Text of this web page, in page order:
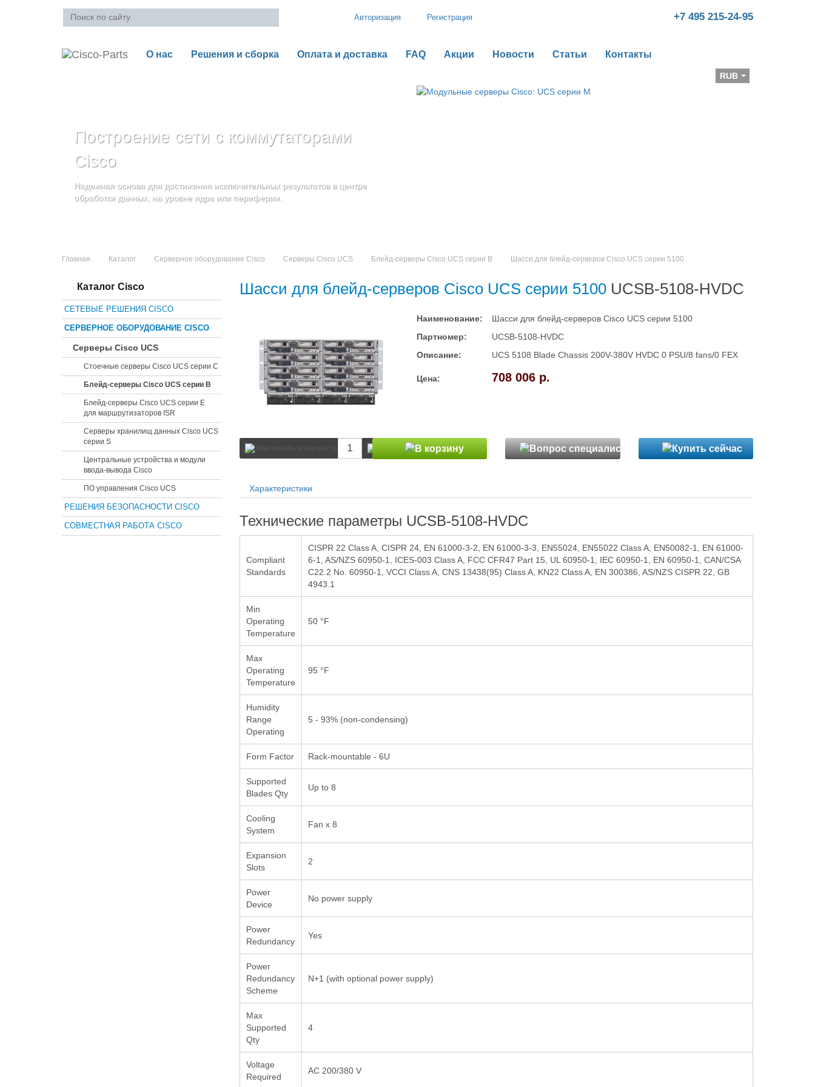
Авторизация Регистрация +7 495 215-24-95
О нас Решения и сборка Оплата и доставка FAQ Акции Новости Статьи Контакты
RUB
Построение сети с коммутаторами
Cisco
Надежная основа для достижения исключительных результатов в центре
обработки данных, на уровне ядра или периферии.
Стоечные серверы Cisco UCS серии C
и повышение адаптивности Вашего бизнеса
Блейд-серверы: UCS серии B
и дополнительные компоненты
Увеличьте производительность сервера с помощью гибкой,
масштабируемой архитектуры
Главная Каталог Серверное оборудование Cisco Серверы Cisco UCS Блейд-серверы Cisco UCS серии B Шасси для блейд-серверов Cisco UCS серии 5100
Каталог Cisco
СЕТЕВЫЕ РЕШЕНИЯ CISCO
СЕРВЕРНОЕ ОБОРУДОВАНИЕ CISCO
Серверы Cisco UCS
Стоечные серверы Cisco UCS серии C
Блейд-серверы Cisco UCS серии B
Блейд-серверы Cisco UCS серии E
для маршрутизаторов ISR
Серверы хранилищ данных Cisco UCS
серии S
Центральные устройства и модули
ввода-вывода Cisco
ПО управления Cisco UCS
РЕШЕНИЯ БЕЗОПАСНОСТИ CISCO
СОВМЕСТНАЯ РАБОТА CISCO
Шасси для блейд-серверов Cisco UCS серии 5100 UCSB-5108-HVDC
Наименование:
Шасси для блейд-серверов Cisco UCS серии 5100
Партномер:
UCSB-5108-HVDC
Описание:
UCS 5108 Blade Chassis 200V-380V HVDC 0 PSU/8 fans/0 FEX
Цена: 708 006 р.
Характеристики
Технические параметры UCSB-5108-HVDC
Compliant
Standards
CISPR 22 Class A, CISPR 24, EN 61000-3-2, EN 61000-3-3, EN55024, EN55022 Class A, EN50082-1, EN 61000-
6-1, AS/NZS 60950-1, ICES-003 Class A, FCC CFR47 Part 15, UL 60950-1, IEC 60950-1, EN 60950-1, CAN/CSA
C22.2 No. 60950-1, VCCI Class A, CNS 13438(95) Class A, KN22 Class A, EN 300386, AS/NZS CISPR 22, GB
4943.1
Min
Operating
Temperature
50 °F
Max
Operating
Temperature
95 °F
Humidity
Range
Operating
5 - 93% (non-condensing)
Form Factor Rack-mountable - 6U
Supported
Blades Qty
Up to 8
Cooling
System
Fan x 8
Expansion
Slots
2
Power
Device
No power supply
Power
Redundancy
Yes
Power
Redundancy
Scheme
N+1 (with optional power supply)
Max
Supported
Qty
4
Voltage
Required
AC 200/380 V